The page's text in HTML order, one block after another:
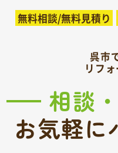
無料相談/無料見積り
呉市
リフ
相談
お気軽に